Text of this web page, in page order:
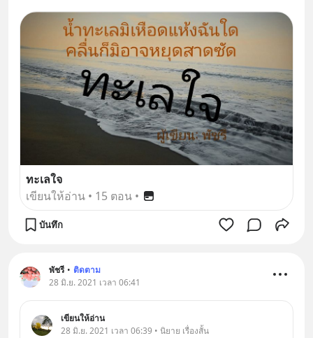
ทะเลใจ
เขียนให้อ่าน • 15 ตอน •
บันทึก
พัชรี • ติดตาม
28 มิ.ย. 2021 เวลา 06:41
เขียนให้อ่าน
28 มิ.ย. 2021 เวลา 06:39 • นิยาย เรื่องสั้น